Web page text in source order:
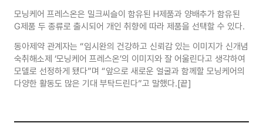
모닝케어 프레스온은 밀크씨슬이 함유된 H제품과 양배추가 함유된
G제품 두 종류로 출시되어 개인 취향에 따라 제품을 선택할 수 있다.
동아제약 관계자는 “임시완의 건강하고 신뢰감 있는 이미지가 신개념
숙취해소제 ‘모닝케어 프레스온’의 이미지와 잘 어울린다고 생각하여
모델로 선정하게 됐다”며 “앞으로 새로운 얼굴과 함께할 모닝케어의
다양한 활동도 많은 기대 부탁드린다”고 말했다.[끝]